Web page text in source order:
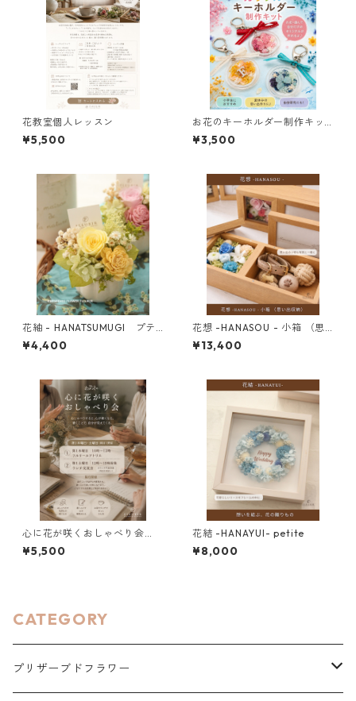
花教室個人レッスン
¥5,500
お花のキーホルダー制作キッ
ト（２個用）
¥3,500
花紬 - HANATSUMUGI プテ
ィ・ボヌール
¥4,400
花想 -HANASOU - 小箱 （思
い出収納）
¥13,400
心に花が咲くおしゃべり会
（アトリエ/ランチ会）
¥5,500
花結 -HANAYUI- petite
¥8,000
CATEGORY
プリザーブドフラワー